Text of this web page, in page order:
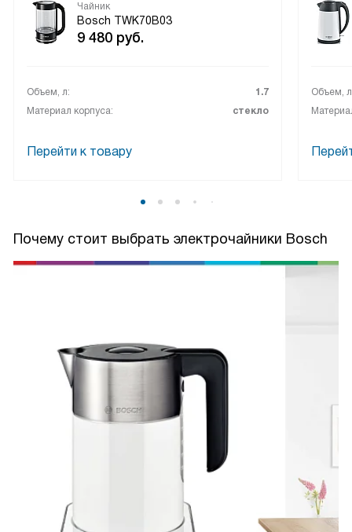
Чайник
Bosch TWK70B03
9 480 руб.
Объем, л:
1.7
Материал корпуса:
стекло
Перейти к товару
Объем,
Почему стоит выбрать электрочайники Bosch